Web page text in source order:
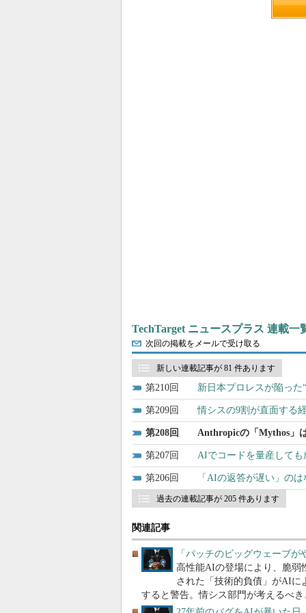
TechTarget ニュースプラス 連載一
次回の掲載をメールで受け取る
新しい連載記事が 81 件あります
210 新日本プロレスが陥っ
209 情シスの9割が直面する
208 Anthropicの「Mythos」
207 AIでコードを量産して
206 「AIの返答が遅い」の
過去の連載記事が 205 件あります
関連記事
「パッチのビッグウェーブ
高性能AIの登場により、脆弱
された「技術的負債」がAIに
すると警告。情シス部門が考えるべ